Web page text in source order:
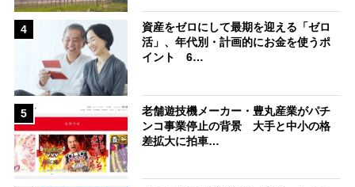
4
資産をゼロにして最期を迎える「ゼロ
活」、年代別・計画的にお金を使うポ
イント 6…
5
老舗遊技機メーカー・豊丸産業がパチ
ンコ事業停止の背景 大手と中小の格
差拡大に拍車…